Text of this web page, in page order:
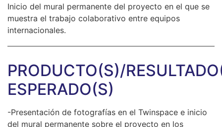
Inicio del mural permanente del proyecto en el que se
muestra el trabajo colaborativo entre equipos
internacionales.
PRODUCTO(S)/
ESPERADO(S)
-Presentación de fotografías en el Twinspace e inicio
del mural permanente sobre el proyecto en los